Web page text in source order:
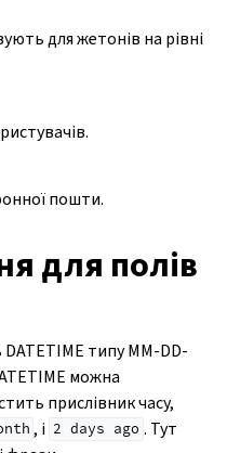
для жетонів на рівні
пошти.
для полів
типу MM-DD-
можна
прислівник часу,
, і 2 days ago . Тут